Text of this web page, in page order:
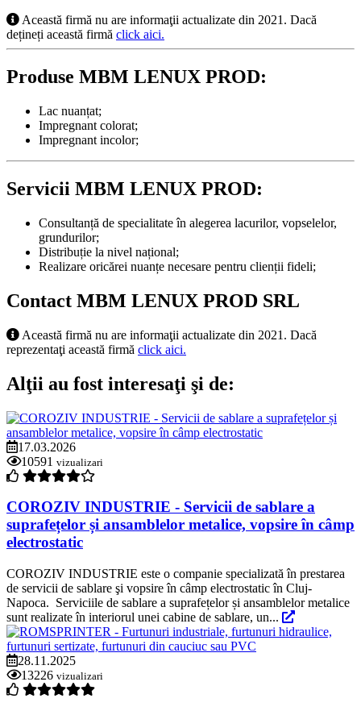
Această firmă nu are informaţii actualizate din 2021. Dacă
dețineți această firmă click aici.
Produse MBM LENUX PROD:
Lac nuanțat;
Impregnant colorat;
Impregnant incolor;
Servicii MBM LENUX PROD:
Consultanță de specialitate în alegerea lacurilor, vopselelor,
grundurilor;
Distribuție la nivel național;
Realizare oricărei nuanțe necesare pentru clienții fideli;
Contact MBM LENUX PROD SRL
Această firmă nu are informaţii actualizate din 2021. Dacă
reprezentaţi această firmă click aici.
Alţii au fost interesaţi şi de:
17.03.2026
10591 vizualizari
COROZIV INDUSTRIE - Servicii de sablare a
suprafețelor și ansamblelor metalice, vopsire în câmp
electrostatic
COROZIV INDUSTRIE este o companie specializată în prestarea
de servicii de sablare şi vopsire în câmp electrostatic în Cluj-
Napoca. Serviciile de sablare a suprafețelor și ansamblelor metalice
sunt realizate în interiorul unei cabine de sablare, un...
28.11.2025
13226 vizualizari